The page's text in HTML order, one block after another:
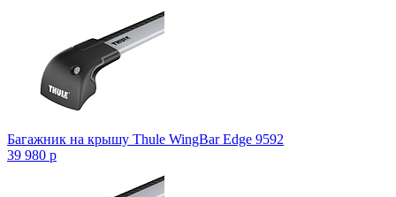
Багажник на крышу Thule WingBar Edge 9592
39 980 p